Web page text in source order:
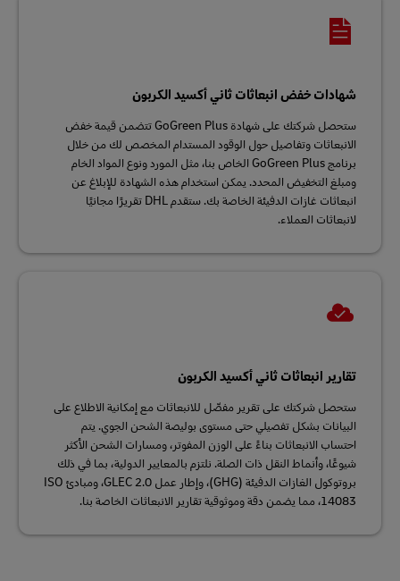
شهادات خفض انبعاثات ثاني أكسيد الكربون
ستحصل شركتك على شهادة GoGreen Plus تتضمن قيمة خفض
الانبعاثات وتفاصيل حول الوقود المستدام المخصص لك من خلال
برنامج GoGreen Plus الخاص بنا، مثل المورد ونوع المواد الخام
ومبلغ التخفيض المحدد. يمكن استخدام هذه الشهادة للإبلاغ عن
انبعاثات غازات الدفيئة الخاصة بك. ستقدم DHL تقريرًا مجانيًا
لانبعاثات العملاء.
تقارير انبعاثات ثاني أكسيد الكربون
ستحصل شركتك على تقرير مفصّل للانبعاثات مع إمكانية الاطلاع على
البيانات بشكل تفصيلي حتى مستوى بوليصة الشحن الجوي. يتم
احتساب الانبعاثات بناءً على الوزن المفوتر، ومسارات الشحن الأكثر
شيوعًا، وأنماط النقل ذات الصلة. نلتزم بالمعايير الدولية، بما في ذلك
بروتوكول الغازات الدفيئة (GHG)، وإطار عمل GLEC 2.0، ومبادئ ISO
14083، مما يضمن دقة وموثوقية تقارير الانبعاثات الخاصة بنا.